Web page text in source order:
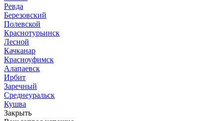
Ревда
Березовский
Полевской
Краснотурьинск
Лесной
Качканар
Красноуфимск
Алапаевск
Ирбит
Заречный
Среднеуральск
Кушва
Закрыть